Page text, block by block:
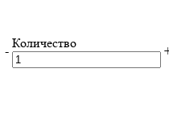
-
Количество